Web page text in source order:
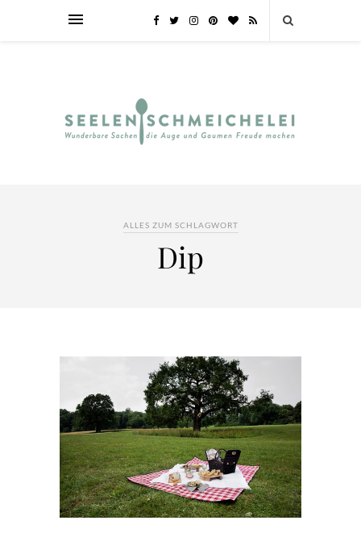
ALLES ZUM SCHLAGWORT
Dip